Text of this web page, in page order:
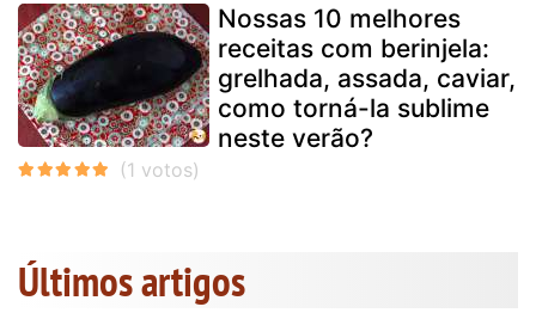
Nossas 10 melhores
receitas com berinjela:
grelhada, assada, caviar,
como torná-la sublime
neste verão?
Últimos artigos